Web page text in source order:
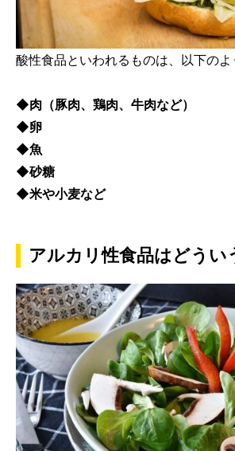
酸性食品といわれるものは、以下のよ
◆肉（豚肉、鶏肉、牛肉など）
◆卵
◆魚
◆砂糖
◆米や小麦など
アルカリ性食品はどうい